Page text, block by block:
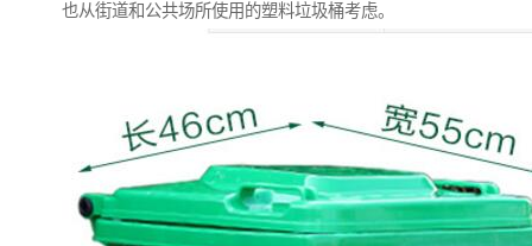
也从街道和公共场所使用的塑料垃圾桶考虑。